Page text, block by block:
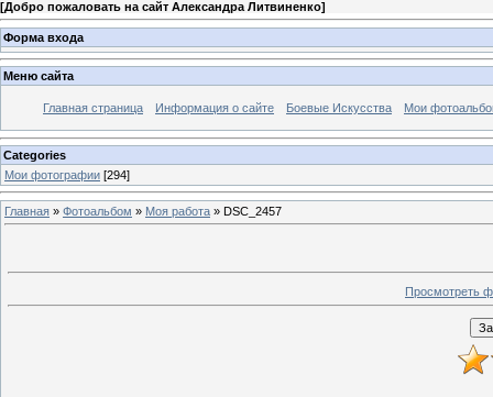
[Добро пожаловать на сайт Александра Литвиненко]
Форма входа
Меню сайта
Главная страница Информация о сайте Боевые Искусства Мои
Categories
Мои фотографии [294]
Главная » Фотоальбом » Моя работа » DSC_2457
Просмотреть